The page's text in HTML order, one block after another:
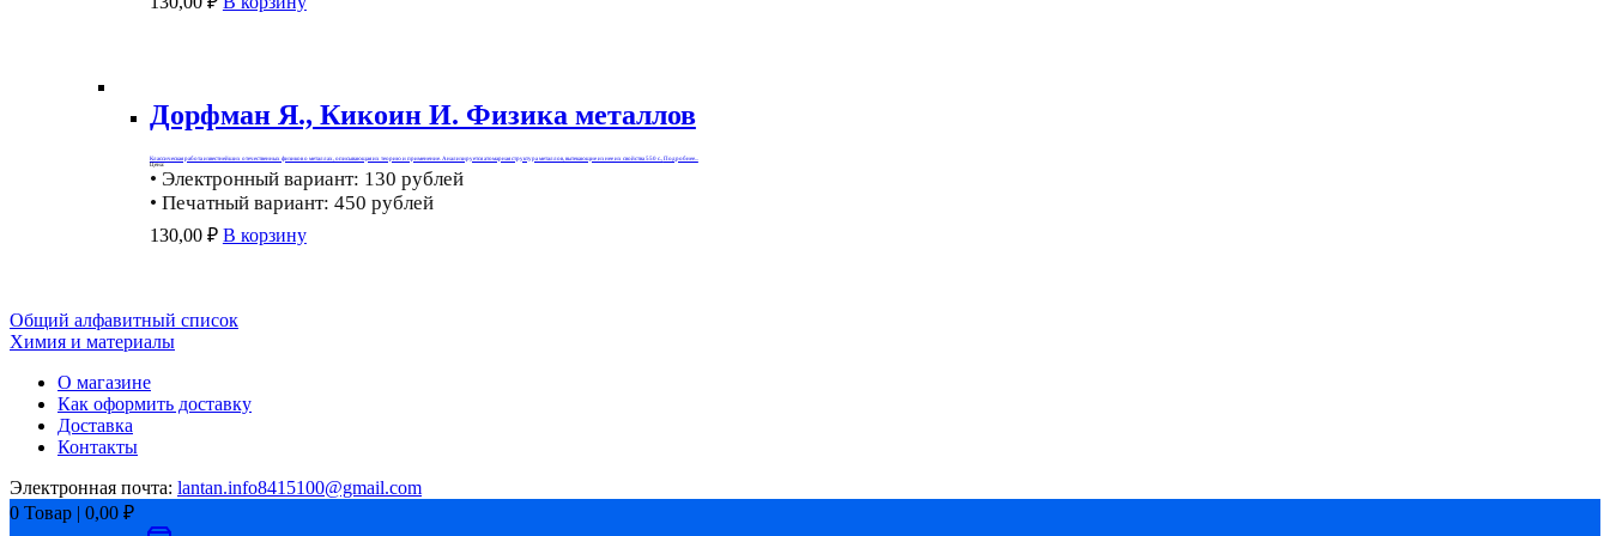
Дорфман Я., Кикоин И. Физика металлов
Классическая работа известнейших отечественных физиков о металлах, описывающая их теорию и применение. Анализируется атомарная структура металлов, вытекающие из нее их свойства 550 с.,
Подробнее...
Цена:
• Электронный вариант: 130 рублей
• Печатный вариант: 450 рублей
130,00 ₽ В корзину
Навигация
по
записям
Общий алфавитный список
Химия и материалы
О магазине
Как оформить доставку
Доставка
Контакты
Электронная почта: lantan.info8415100@gmail.com
0 Товар | 0,00 ₽